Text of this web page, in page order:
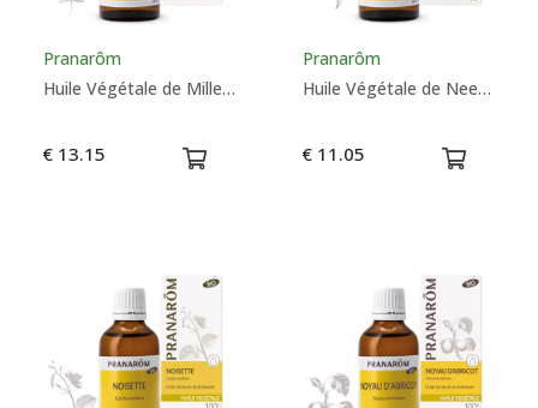
Pranarôm
Huile Végétale de Millepertuis Bio - Pranarôm
€ 13.15
Pranarôm
Huile Végétale de Neem Bio - Pranarôm
€ 11.05